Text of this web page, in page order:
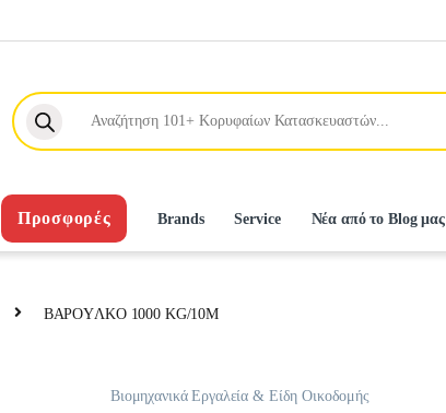
Products search
Προσφορές Brands Service Νέα από το Blog μας
BAPOYΛKO 1000 KG/10M
Βιομηχανικά Εργαλεία & Είδη Οικοδομής